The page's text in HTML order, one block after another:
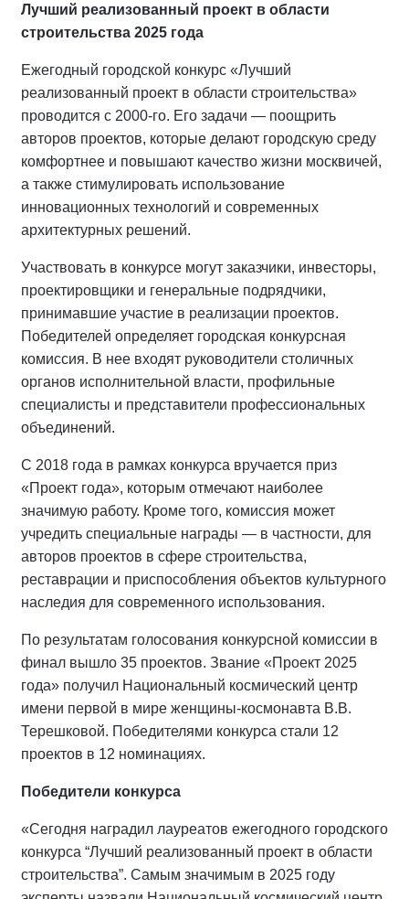
Лучший реализованный проект в области
строительства 2025 года
Ежегодный городской конкурс «Лучший
реализованный проект в области строительства»
проводится с 2000-го. Его задачи — поощрить
авторов проектов, которые делают городскую среду
комфортнее и повышают качество жизни москвичей,
а также стимулировать использование
инновационных технологий и современных
архитектурных решений.
Участвовать в конкурсе могут заказчики, инвесторы,
проектировщики и генеральные подрядчики,
принимавшие участие в реализации проектов.
Победителей определяет городская конкурсная
комиссия. В нее входят руководители столичных
органов исполнительной власти, профильные
специалисты и представители профессиональных
объединений.
С 2018 года в рамках конкурса вручается приз
«Проект года», которым отмечают наиболее
значимую работу. Кроме того, комиссия может
учредить специальные награды — в частности, для
авторов проектов в сфере строительства,
реставрации и приспособления объектов культурного
наследия для современного использования.
По результатам голосования конкурсной комиссии в
финал вышло 35 проектов. Звание «Проект 2025
года» получил Национальный космический центр
имени первой в мире женщины‑космонавта В.В.
Терешковой. Победителями конкурса стали 12
проектов в 12 номинациях.
Победители конкурса
«Сегодня наградил лауреатов ежегодного городского
конкурса “Лучший реализованный проект в области
строительства”. Самым значимым в 2025 году